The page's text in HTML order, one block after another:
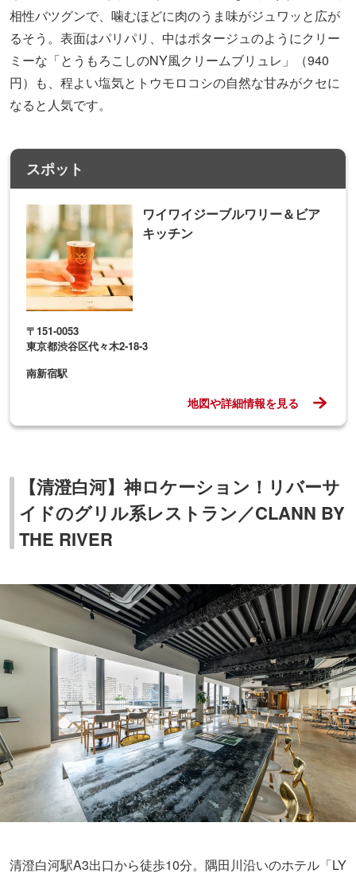
相性バツグンで、噛むほどに肉のうま味がジュワッと広が
るそう。 表面はパリパリ、中はポタージュのようにクリー
ミーな「とうもろこしのNY風クリームブリュレ」（940
円）も、程よい塩気とトウモロコシの自然な甘みがクセに
なると人気です。
スポット
ワイワイジーブルワリー＆ビア
キッチン
〒151-0053
東京都渋谷区代々木2-18-3
南新宿駅
地図や詳細情報を見る
【清澄白河】神ロケーション！リバーサ
イドのグリル系レストラン／CLANN BY
THE RIVER
清澄白河駅A3出口から徒歩10分。隅田川沿いのホテル「LY